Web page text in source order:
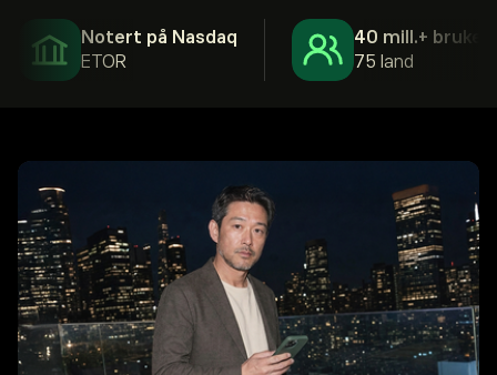
Notert på Nasdaq
ETOR
40 mill.+ brukere
75 land